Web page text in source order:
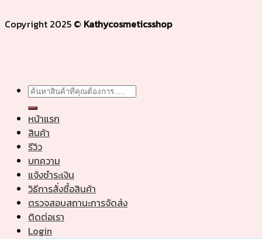
Copyright 2025 © Kathycosmeticsshop
Search
for:
หน้าแรก
สินค้า
รีวิว
บทความ
แจ้งชำระเงิน
วิธีการสั่งซื้อสินค้า
ตรวจสอบสถานะการจัดส่ง
ติดต่อเรา
Login